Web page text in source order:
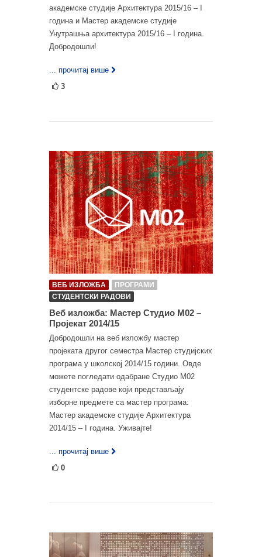
академске студије Архитектура 2015/16 – I
година и Мастер академске студије
Унутрашња архитектура 2015/16 – I година.
Добродошли!
... прочитај више
3
ВЕБ ИЗЛОЖБА
ПРОГРАМИ
СТУДЕНТСКИ РАДОВИ
Веб изложба: Мастер Студио М02 –
Пројекат 2014/15
Добродошли на веб изложбу мастер
пројеката другог семестра Мастер студијских
програма у школској 2014/15 години. Овде
можете погледати одабране Студио М02
студентске радове који представљају
изборне предмете са мастер програма:
Мастер академске студије Архитектура
2014/15 – I година. Уживајте!
... прочитај више
0